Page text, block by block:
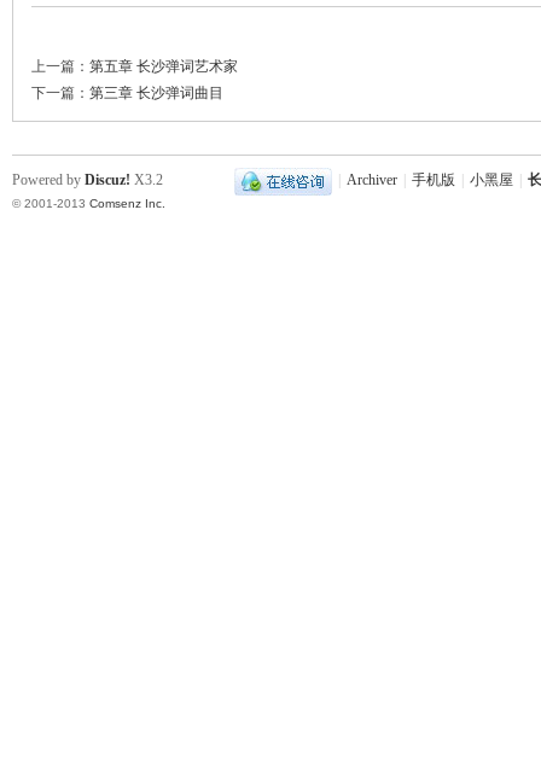
长
上一篇： 第五章 长沙弹词艺术家
下一篇： 第三章 长沙弹词曲目
Archiver 手机版 小黑屋
Powered by Discuz! X3.2
© 2001-2013 Comsenz Inc.